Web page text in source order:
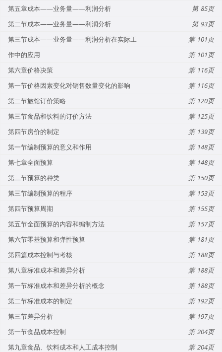
第五章成本——业务量——利润分析
85
第二节成本——业务量——利润分析
93
第三节成本——业务量——利润分析在实际工
101
作中的应用
101
第六章价格决策
116
第一节价格因素变化对销售数量变化的影响
116
第二节旅馆订价策略
120
第三节食品和饮料的订价方法
125
第四节房价的制定
139
第一节编制预算的意义和作用
148
第七章全面预算
148
第二节预算的种类
150
第三节编制预算的程序
153
第四节预算周期
155
第五节全面预算的内容和编制方法
157
第六节零基预算和弹性预算
181
第四篇成本控制与考核
188
第八章标准成本和差异分析
188
第一节标准成本和差异分析的概念
188
第二节标准成本的制定
192
第三节差异分析
197
第一节食品成本控制
204
第九章食品、饮料成本和人工成本控制
204